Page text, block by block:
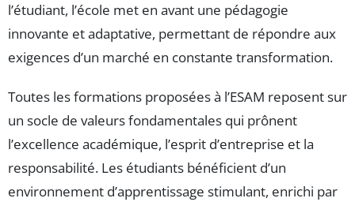
l’étudiant, l’école met en avant une pédagogie
innovante et adaptative, permettant de répondre aux
exigences d’un marché en constante transformation.
Toutes les formations proposées à l’ESAM reposent sur
un socle de valeurs fondamentales qui prônent
l’excellence académique, l’esprit d’entreprise et la
responsabilité. Les étudiants bénéficient d’un
environnement d’apprentissage stimulant, enrichi par